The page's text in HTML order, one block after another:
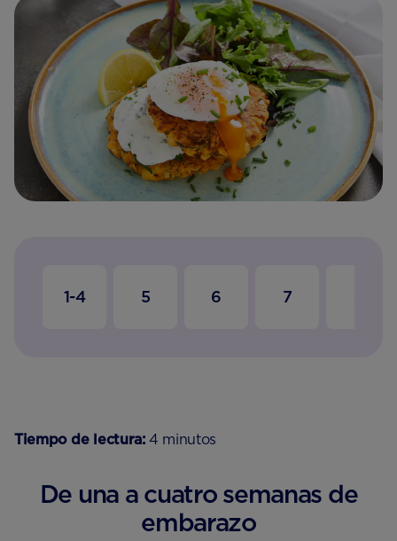
1-4 5 6 7
Tiempo de lectura: 4 minutos
De una a cuatro semanas de
embarazo